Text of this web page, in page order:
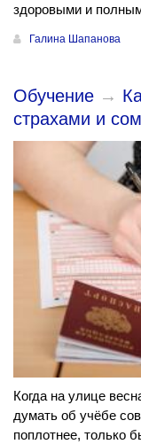
здоровыми и
Галина Шапанова
Обучение →
страхами и
Когда на улице
думать об учёбе
поплотнее, только